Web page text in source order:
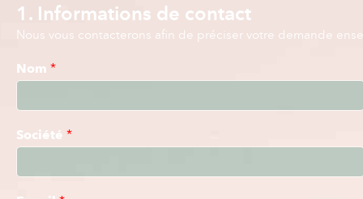
1. Informations de contact
Nous vous contacterons afin de préciser votre demande
Nom *
Société *